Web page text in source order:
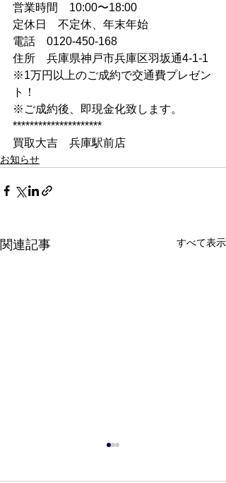
営業時間　10:00〜18:00
定休日　不定休、年末年始
電話　0120-450-168
住所　兵庫県神戸市兵庫区羽坂通4-1-1
※1万円以上のご成約で交通費プレゼン
ト！
※ご成約後、即現金化致します。
*********************
買取大吉　兵庫駅前店
お知らせ
関連記事 すべて表示